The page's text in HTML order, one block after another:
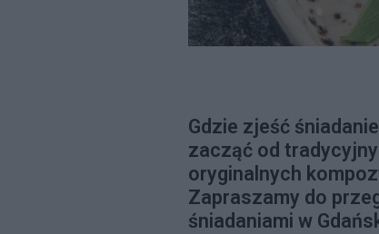
Gdzie zjeść
zacząć od
oryginalnych
Zapraszamy do
śniadaniami w